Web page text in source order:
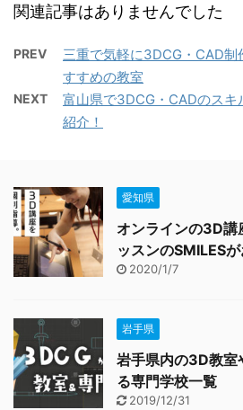
関連記事はありませんでした
PREV
三重で気軽に3DCG・CAD
すすめの教室
NEXT
富山県で3DCG・CADのスキ
紹介！
愛知県
オンラインの3D講
ッスンのSMILES
2020/1/7
岩手県
岩手県内の3D教室
る専門学校一覧
2019/12/31